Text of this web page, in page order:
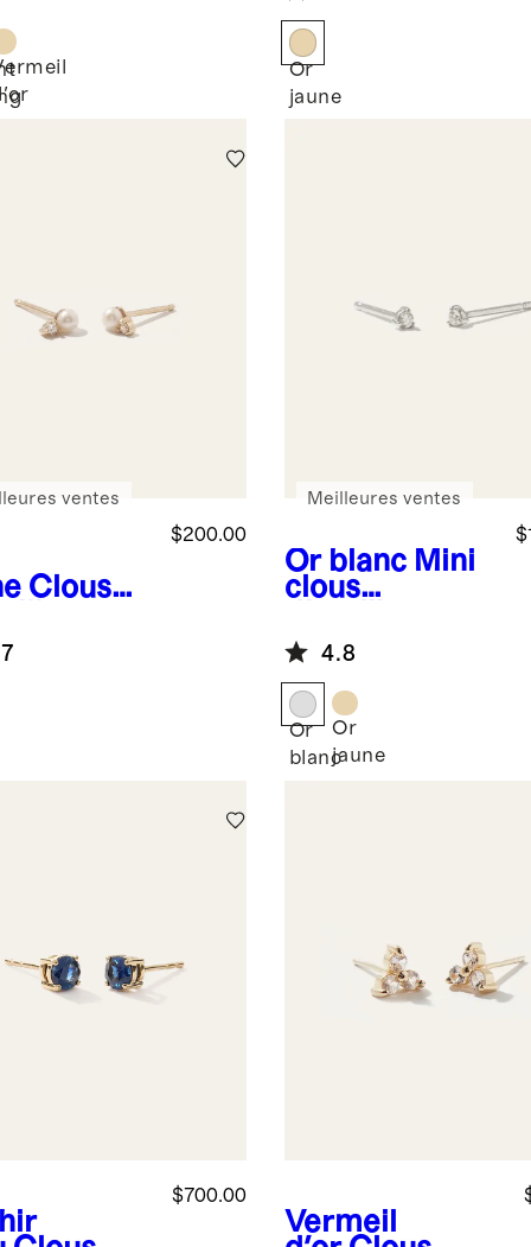
cabochon
Or
jaune
Clous
Odette
14 carats
$200.00
ventes
Or blanc Mini
clous
or 14 carats
avec diamants
Meilleures ventes
4.8
Or
blanc
Or
jaune
$700.00
Vermeil